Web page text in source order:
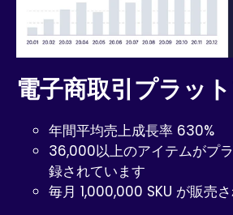
電子商取引プラッ
年間平均売上成長率 630%
36,000以上のアイテムがプ
録されています
毎月 1,000,000 SKU が販売